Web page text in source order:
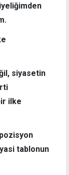
siyasetin
ilke
tablonun